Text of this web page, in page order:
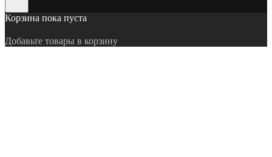
Корзина пока пуста
Добавьте товары в корзину